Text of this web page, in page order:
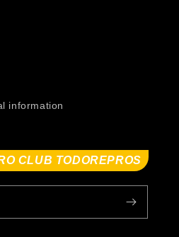
information
CLUB TODOREPROS